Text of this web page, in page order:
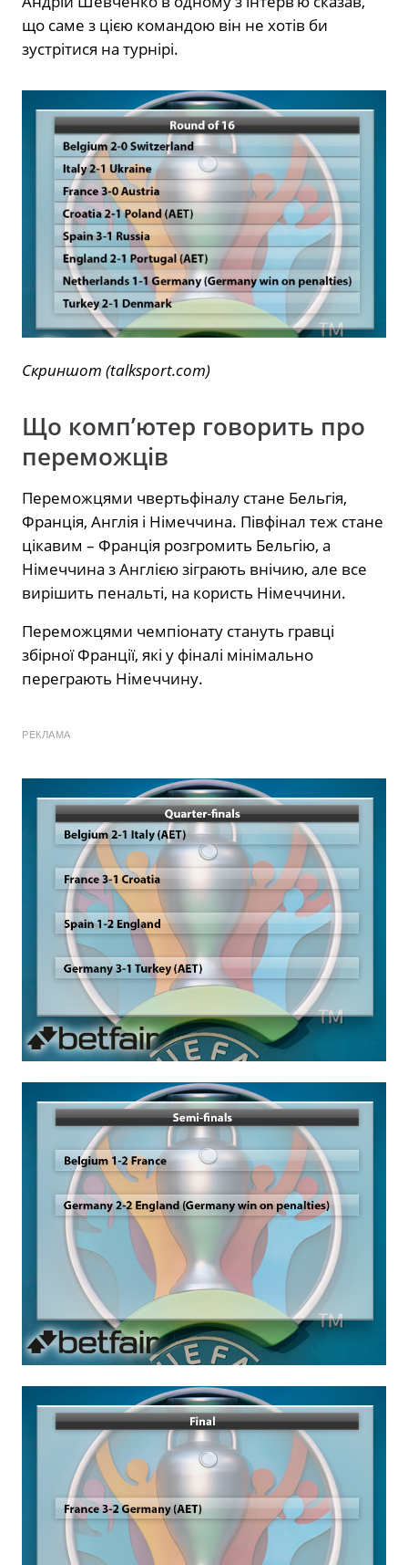
що саме з цією командою він не хотів би
зустрітися на турнірі.
Скриншот (talksport.com)
Що комп’ютер говорить про
переможців
Переможцями чвертьфіналу стане Бельгія,
Франція, Англія і Німеччина. Півфінал теж стане
цікавим – Франція розгромить Бельгію, а
Німеччина з Англією зіграють внічию, але все
вирішить пенальті, на користь Німеччини.
Переможцями чемпіонату стануть гравці
збірної Франції, які у фіналі мінімально
переграють Німеччину.
РЕКЛАМА